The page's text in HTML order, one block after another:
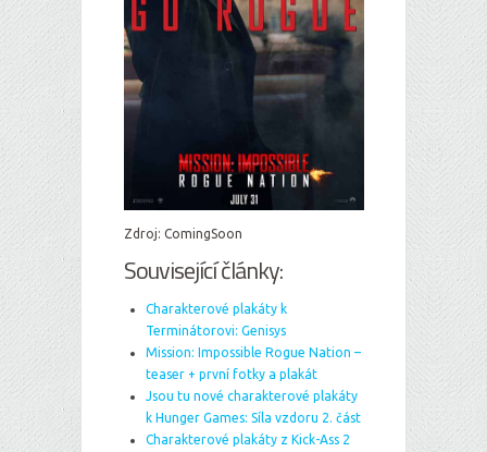
Zdroj: ComingSoon
Související články:
Charakterové plakáty k
Terminátorovi: Genisys
Mission: Impossible Rogue Nation –
teaser + první fotky a plakát
Jsou tu nové charakterové plakáty
k Hunger Games: Síla vzdoru 2. část
Charakterové plakáty z Kick-Ass 2